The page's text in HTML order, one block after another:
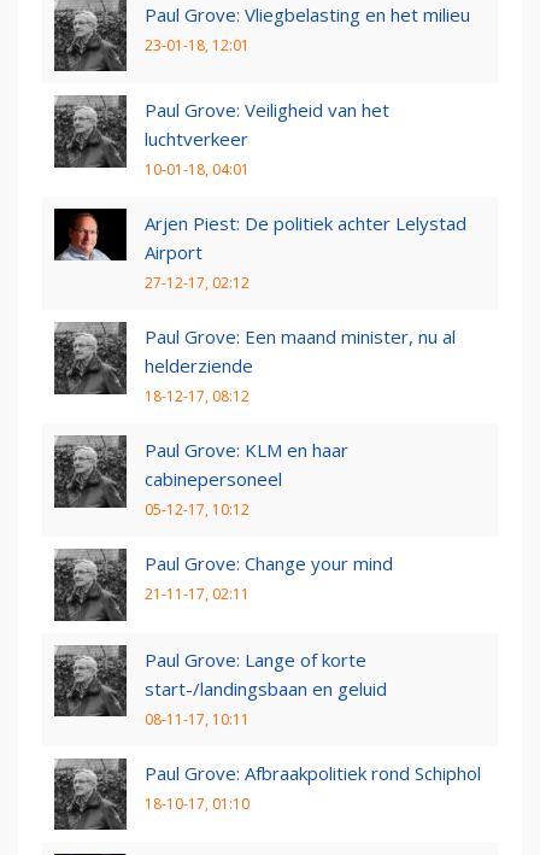
Paul Grove: Vliegbelasting en het milieu
23-01-18, 12:01
Paul Grove: Veiligheid van het
luchtverkeer
10-01-18, 04:01
Arjen Piest: De politiek achter Lelystad
Airport
27-12-17, 02:12
Paul Grove: Een maand minister, nu al
helderziende
18-12-17, 08:12
Paul Grove: KLM en haar
cabinepersoneel
05-12-17, 10:12
Paul Grove: Change your mind
21-11-17, 02:11
Paul Grove: Lange of korte
start-/landingsbaan en geluid
08-11-17, 10:11
Paul Grove: Afbraakpolitiek rond Schiphol
18-10-17, 01:10